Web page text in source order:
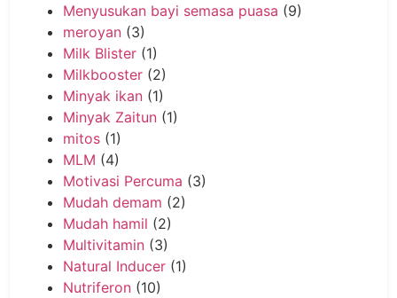
Menyusukan bayi semasa puasa (9)
meroyan (3)
Milk Blister (1)
Milkbooster (2)
Minyak ikan (1)
Minyak Zaitun (1)
mitos (1)
MLM (4)
Motivasi Percuma (3)
Mudah demam (2)
Mudah hamil (2)
Multivitamin (3)
Natural Inducer (1)
Nutriferon (10)